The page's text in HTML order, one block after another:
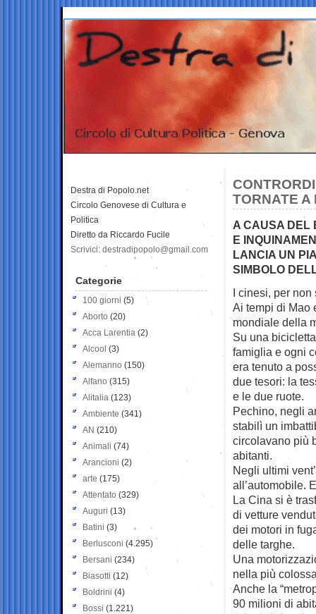
TORNATE A
A CAUSA DEL
E
LANCIA UN
SIMBOLO
I cinesi, per
Ai tempi di Mao
mondiale della
Su una
famiglia e ogni
era tenuto a
due tesori: la
e le due ruote.
Pechino, negli
stabilì un
circolavano più
abitanti.
Negli ultimi
all’automobile.
La Cina si è
di vetture
dei motori in
delle targhe.
Una
nella più
Anche la
90 milioni di
Destra di Popolo.net
Circolo Genovese di Cultura e
Politica
Diretto da Riccardo Fucile
Scrivici: destradipopolo@gmail.com
Categorie
100 giorni (5)
Aborto (20)
Acca Larentia (2)
Alcool (3)
Alemanno (150)
Alfano (315)
Alitalia (123)
Ambiente (341)
AN (210)
Animali (74)
Arancioni (2)
arte (175)
Attentato (329)
Auguri (13)
Batini (3)
Berlusconi (4.295)
Bersani (234)
Biasotti (12)
Boldrini (4)
Bossi (1.221)